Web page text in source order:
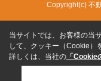
Copyright(c) 不
当サイトでは、お客様の当
して、クッキー（Cookie）
詳しくは、当社の 「Cookie